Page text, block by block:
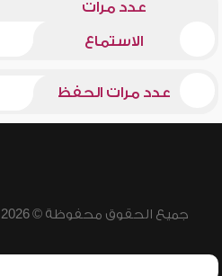
عدد مرات
الاستماع
عدد مرات الحفظ
جميع الحقوق محفوظة © 2026 - 1998 لشبكة إسلام ويب